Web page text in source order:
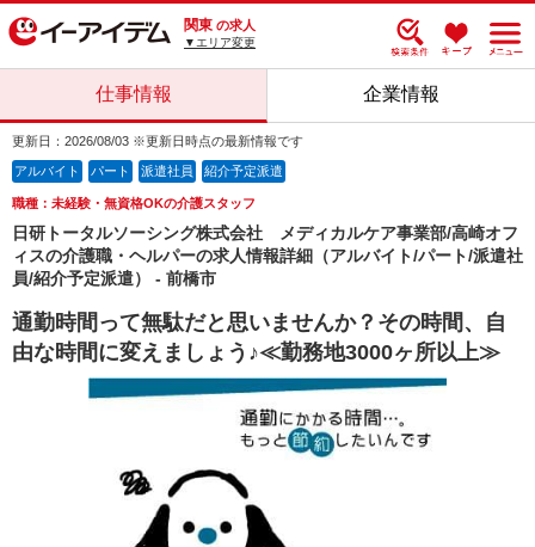
関東 の求人
▼エリア変更
仕事情報 企業情報
更新日：2026/08/03 ※更新日時点の最新情報です
アルバイト パート 派遣社員 紹介予定派遣
職種：未経験・無資格OKの介護スタッフ
日研トータルソーシング株式会社 メディカルケア事業部/高崎オフ
ィスの介護職・ヘルパーの求人情報詳細（アルバイト/パート/派遣社
員/紹介予定派遣） - 前橋市
通勤時間って無駄だと思いませんか？その時間、自
由な時間に変えましょう♪≪勤務地3000ヶ所以上≫